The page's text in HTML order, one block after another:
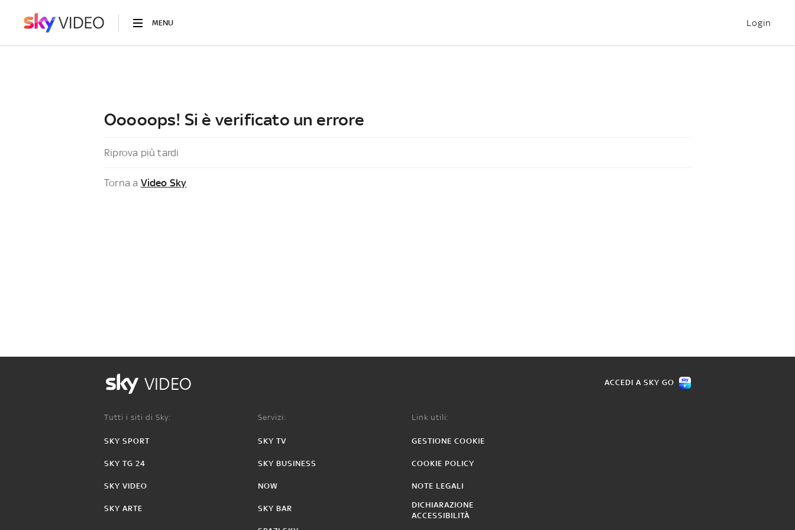
MENU Login
Ooooops! Si è verificato un errore
Riprova più tardi
Torna a Video Sky
VIDEO ACCEDI A SKY GO
Tutti i siti di Sky:
SKY SPORT
SKY TG 24
SKY VIDEO
SKY ARTE
Servizi:
SKY TV
SKY BUSINESS
NOW
SKY BAR
Link utili:
GESTIONE COOKIE
COOKIE POLICY
NOTE LEGALI
DICHIARAZIONE
ACCESSIBILITÀ